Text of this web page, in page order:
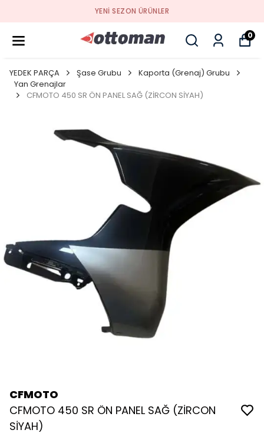
YENI SEZON ÜRÜNLER
0
YEDEK PARÇA Şase Grubu
Kaporta (Grenaj) Grubu
Yan Grenajlar
CFMOTO 450 SR ÖN PANEL SAĞ (ZİRCON SİYAH)
CFMOTO
CFMOTO 450 SR ÖN PANEL SAĞ (ZİRCON
SİYAH)